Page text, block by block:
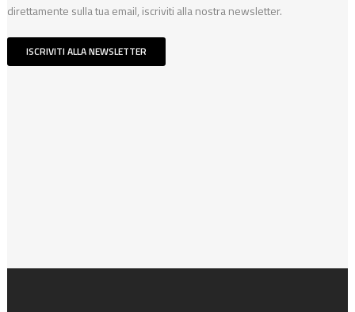
direttamente sulla tua email, iscriviti alla nostra newsletter.
ISCRIVITI ALLA NEWSLETTER